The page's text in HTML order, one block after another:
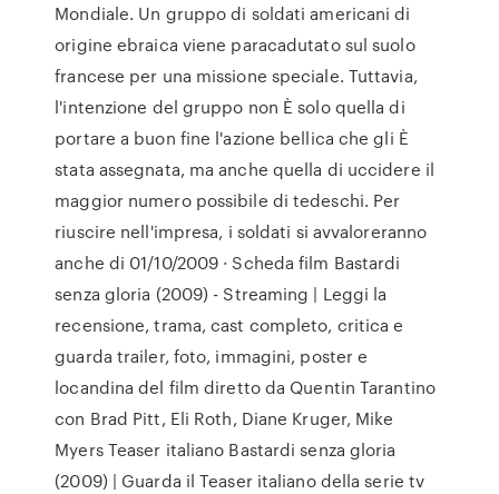
Mondiale. Un gruppo di soldati americani di
origine ebraica viene paracadutato sul suolo
francese per una missione speciale. Tuttavia,
l'intenzione del gruppo non È solo quella di
portare a buon fine l'azione bellica che gli È
stata assegnata, ma anche quella di uccidere il
maggior numero possibile di tedeschi. Per
riuscire nell'impresa, i soldati si avvaloreranno
anche di 01/10/2009 · Scheda film Bastardi
senza gloria (2009) - Streaming | Leggi la
recensione, trama, cast completo, critica e
guarda trailer, foto, immagini, poster e
locandina del film diretto da Quentin Tarantino
con Brad Pitt, Eli Roth, Diane Kruger, Mike
Myers Teaser italiano Bastardi senza gloria
(2009) | Guarda il Teaser italiano della serie tv